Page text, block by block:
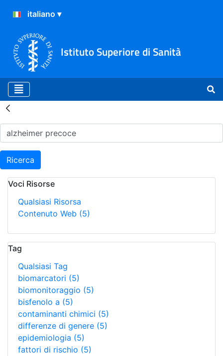
Istituto Superiore di Sanità
Risultati della Ricerca -
Ricerca
Voci Risorse
Qualsiasi Risorsa
Contenuto Web (5)
Tag
Qualsiasi Tag
biomarcatori (5)
biomonitoraggio (5)
bisfenolo a (5)
contaminanti chimici (5)
differenze di genere (5)
epidemiologia (5)
fattori di rischio (5)